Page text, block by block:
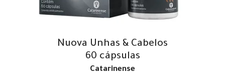
Nuova Unhas & Cabelos
60 cápsulas
Catarinense